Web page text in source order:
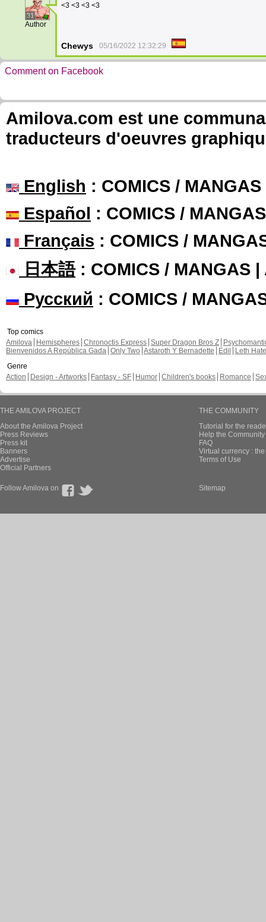
31
Author
<3 <3 <3 <3
Chewys 05/16/2022 12:32:29
Comment on Facebook
Amilova.com est une
traducteurs d'oeuvres
English : COMICS /
Español : COMICS /
Français : COMICS /
日本語: COMICS / MANGAS |
Русский : COMICS /
Top comics
Amilova
Hemispheres Chronoctis Express Super Dragon Bros Z
Bienvenidos A República Gada Only Two Astaroth Y Bernadette Edil
Leth Hate
Genre
Action
Design - Artworks Fantasy - SF Humor Children's books Romance
THE AMILOVA PROJECT
About the Amilova Project
Press Reviews
Press kit
Banners
Advertise
Official Partners
THE COMMUNITY
Tutorial for the
Help the
FAQ
Virtual currency :
Terms of Use
Follow Amilova on Sitemap